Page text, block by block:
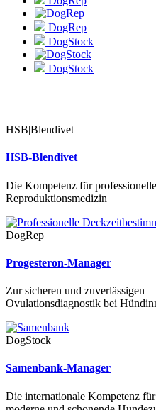
DogRep
DogStock
DogStock
HSB|Blendivet
HSB-Blendivet
Die Kompetenz für professionelle
Reproduktionsmedizin
DogRep
Progesteron-Manager
Zur sicheren und zuverlässigen
Ovulationsdiagnostik bei
DogStock
Samenbank-Manager
Die internationale Kompetenz